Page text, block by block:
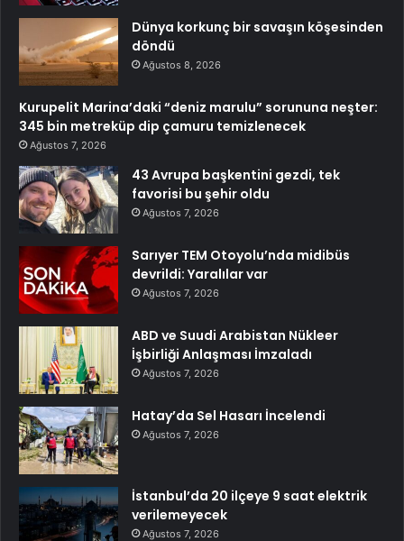
Dünya korkunç bir savaşın köşesinden
döndü
Ağustos 8, 2026
Kurupelit Marina’daki “deniz marulu” sorununa neşter:
345 bin metreküp dip çamuru temizlenecek
Ağustos 7, 2026
43 Avrupa başkentini gezdi, tek
favorisi bu şehir oldu
Ağustos 7, 2026
Sarıyer TEM Otoyolu’nda midibüs
devrildi: Yaralılar var
Ağustos 7, 2026
ABD ve Suudi Arabistan Nükleer
İşbirliği Anlaşması İmzaladı
Ağustos 7, 2026
Hatay’da Sel Hasarı İncelendi
Ağustos 7, 2026
İstanbul’da 20 ilçeye 9 saat elektrik
verilemeyecek
Ağustos 7, 2026